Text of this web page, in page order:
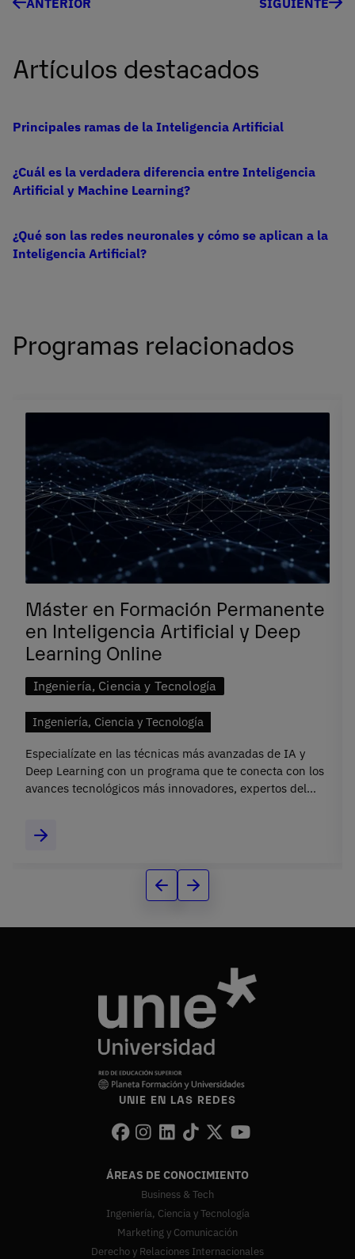
ANTERIOR SIGUIENTE
Artículos destacados
Principales ramas de la Inteligencia Artificial
¿Cuál es la verdadera diferencia entre Inteligencia
Artificial y Machine Learning?
¿Qué son las redes neuronales y cómo se aplican a la
Inteligencia Artificial?
Programas relacionados
Máster en Formación Permanente
en Inteligencia Artificial y Deep
Learning Online
Ingeniería, Ciencia y Tecnología
Ingeniería, Ciencia y Tecnología
Especialízate en las técnicas más avanzadas de IA y
Deep Learning con un programa que te conecta con los
avances tecnológicos más innovadores, expertos del
UNIE EN LAS REDES
ÁREAS DE CONOCIMIENTO
Business & Tech
Ingeniería, Ciencia y Tecnología
Marketing y Comunicación
Derecho y Relaciones Internacionales